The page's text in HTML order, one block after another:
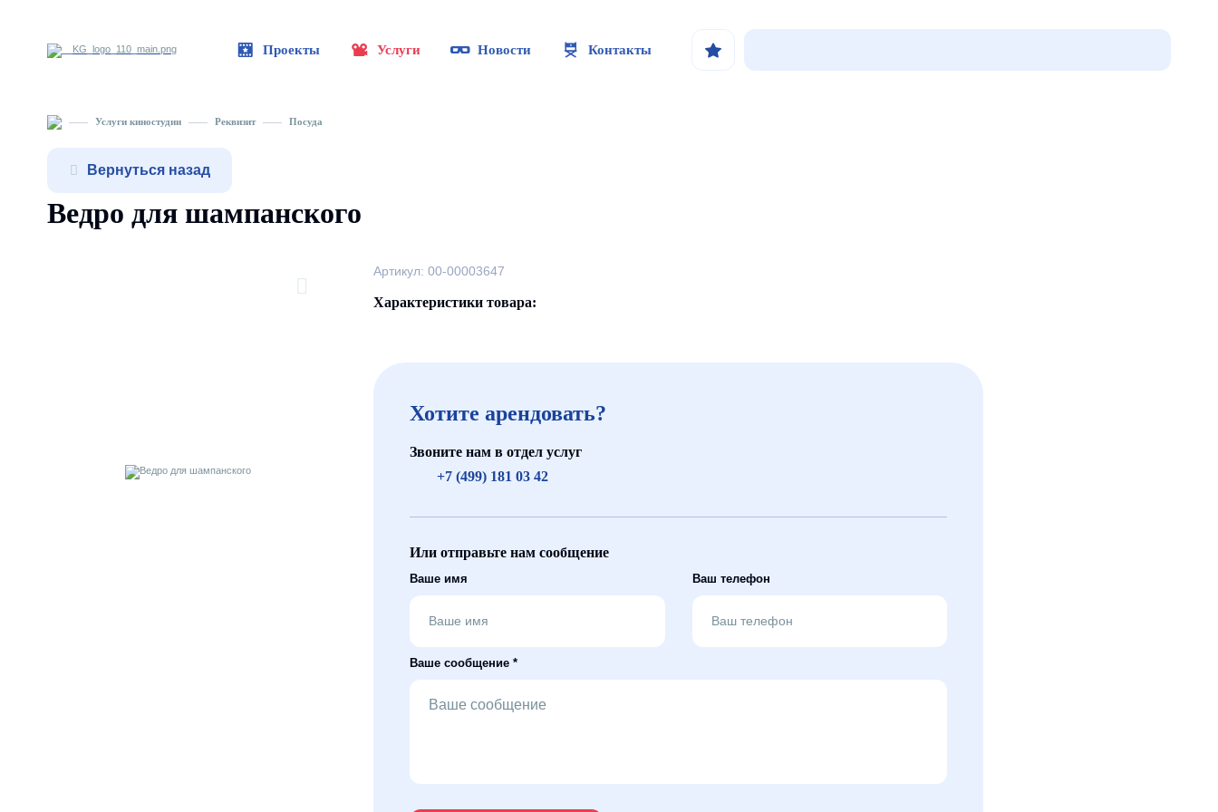
Проекты Услуги Новости Контакты
Услуги киностудии Реквизит Посуда
Вернуться назад
Ведро для шампанского
Артикул: 00-00003647
Характеристики товара:
Хотите арендовать?
Звоните нам в отдел услуг
+7 (499) 181 03 42
Или отправьте нам сообщение
Ваше имя Ваш телефон
Ваше сообщение *